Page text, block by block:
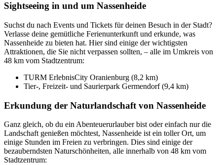
Sightseeing in und um Nassenheide
Suchst du nach Events und Tickets für deinen Besuch in der Stadt?
Verlasse deine gemütliche Ferienunterkunft und erkunde, was
Nassenheide zu bieten hat. Hier sind einige der wichtigsten
Attraktionen, die Sie nicht verpassen sollten, – alle im Umkreis von
48 km vom Stadtzentrum:
TURM ErlebnisCity Oranienburg (8,2 km)
Tier-, Freizeit- und Saurierpark Germendorf (9,4 km)
Erkundung der Naturlandschaft von Nassenheide
Ganz gleich, ob du ein Abenteuerurlauber bist oder einfach nur die
Landschaft genießen möchtest, Nassenheide ist ein toller Ort, um
einige Stunden im Freien zu verbringen. Dies sind einige der
bezauberndsten Naturschönheiten, alle innerhalb von 48 km vom
Stadtzentrum: